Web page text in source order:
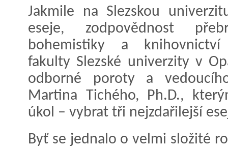
Jakmile na Slezskou
eseje, zodpovědnost
bohemistiky a knihovnictví
fakulty Slezské univerzity v
odborné poroty a
Martina Tichého, Ph.D.,
úkol – vybrat tři nejzdařilejší
Byť se jednalo o velmi složité